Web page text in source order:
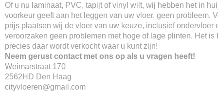
Of u nu laminaat, PVC, tapijt of vinyl wilt, wij hebben het in
voorkeur geeft aan het leggen van uw vloer, geen probleem.
prijs plaatsen wij de vloer van uw keuze, inclusief ondervloer
veroorzaken geen problemen met hoge of lage plinten. Het is
precies daar wordt verkocht waar u kunt zijn!
Neem gerust contact met ons op als u vragen heeft!
Weimarstraat 170
2562HD Den Haag
cityvloeren@gmail.com